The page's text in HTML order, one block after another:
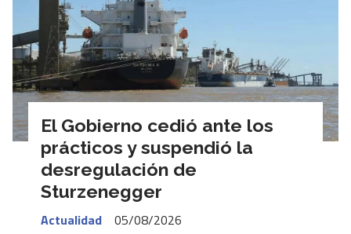
El Gobierno cedió ante los
prácticos y suspendió la
desregulación de
Sturzenegger
Actualidad
05/08/2026